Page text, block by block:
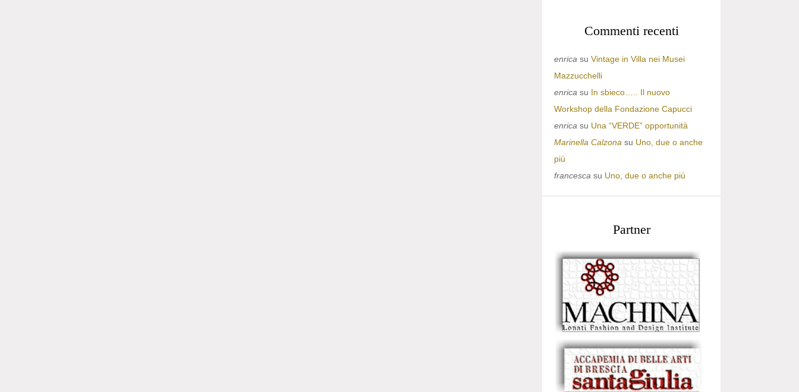
Commenti recenti
enrica su Vintage in Villa nei Musei
Mazzucchelli
enrica su In sbieco….. Il nuovo
Workshop della Fondazione Capucci
enrica su Una “VERDE” opportunità
Marinella Calzona su Uno, due o anche
più
francesca su Uno, due o anche più
Partner